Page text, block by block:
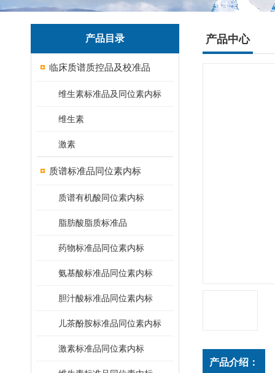
产品目录
临床质谱质控品及校准品
维生素标准品及同位素内标
维生素
激素
质谱标准品同位素内标
质谱有机酸同位素内标
脂肪酸脂质标准品
药物标准品同位素内标
氨基酸标准品同位素内标
胆汁酸标准品同位素内标
儿茶酚胺标准品同位素内标
激素标准品同位素内标
产品中心
产品介绍：